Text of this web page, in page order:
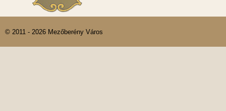
© 2011 - 2026 Mezőberény Város